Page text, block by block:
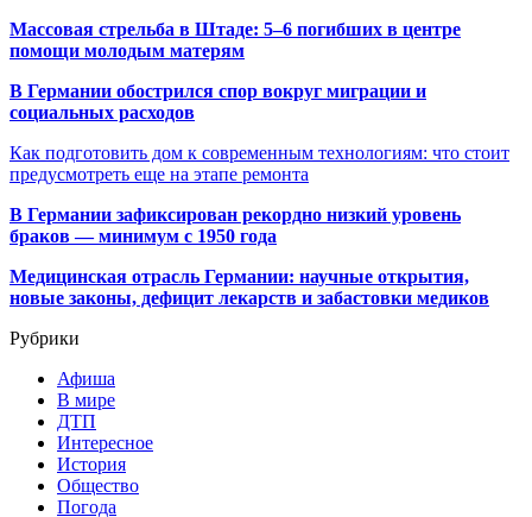
Массовая стрельба в Штаде: 5–6 погибших в центре
помощи молодым матерям
В Германии обострился спор вокруг миграции и
социальных расходов
Как подготовить дом к современным технологиям: что стоит
предусмотреть еще на этапе ремонта
В Германии зафиксирован рекордно низкий уровень
браков — минимум с 1950 года
Медицинская отрасль Германии: научные открытия,
новые законы, дефицит лекарств и забастовки медиков
Рубрики
Афиша
В мире
ДТП
Интересное
История
Общество
Погода